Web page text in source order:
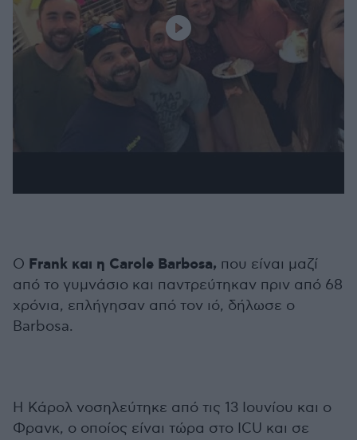
Ο Frank και η Carole Barbosa, που είναι μαζί
από το γυμνάσιο και παντρεύτηκαν πριν από 68
χρόνια, επλήγησαν από τον ιό, δήλωσε ο
Barbosa.
Η Κάρολ νοσηλεύτηκε από τις 13 Ιουνίου και ο
Φρανκ, ο οποίος είναι τώρα στο ICU και σε